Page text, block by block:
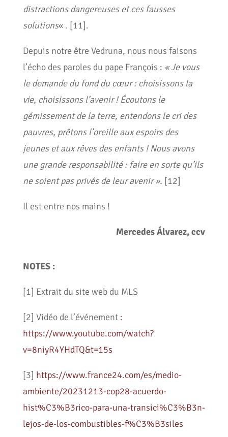
distractions dangereuses et ces fausses
solutions« . [11].
Depuis notre être Vedruna, nous nous faisons
l’écho des paroles du pape François : «Je vous
le demande du fond du cœur : choisissons la
vie, choisissons l’avenir ! Écoutons le
gémissement de la terre, entendons le cri des
pauvres, prêtons l’oreille aux espoirs des
jeunes et aux rêves des enfants ! Nous avons
une grande responsabilité : faire en sorte qu’ils
ne soient pas privés de leur avenir ». [12]
Il est entre nos mains !
Mercedes Álvarez, ccv
NOTES :
[1] Extrait du site web du MLS
[2] Vidéo de l’événement :
https://www.youtube.com/watch?
v=8niyR4YHdTQ&t=15s
[3] https://www.france24.com/es/medio-
ambiente/20231213-cop28-acuerdo-
hist%C3%B3rico-para-una-transici%C3%B3n-
lejos-de-los-combustibles-f%C3%B3siles